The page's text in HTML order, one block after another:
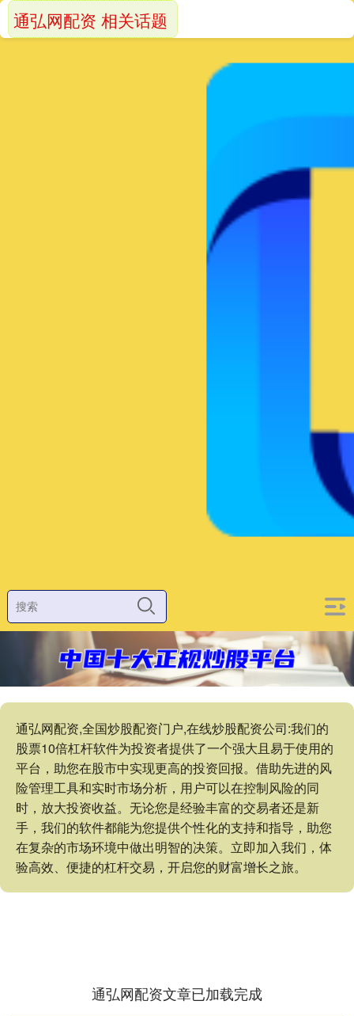
通弘网配资,全国炒股配资门户,在线炒股配资公司:我们的
股票10倍杠杆软件为投资者提供了一个强大且易于使用的
平台，助您在股市中实现更高的投资回报。借助先进的风
险管理工具和实时市场分析，用户可以在控制风险的同
时，放大投资收益。无论您是经验丰富的交易者还是新
手，我们的软件都能为您提供个性化的支持和指导，助您
在复杂的市场环境中做出明智的决策。立即加入我们，体
验高效、便捷的杠杆交易，开启您的财富增长之旅。
通弘网配资 相关话题
通弘网配资文章已加载完成